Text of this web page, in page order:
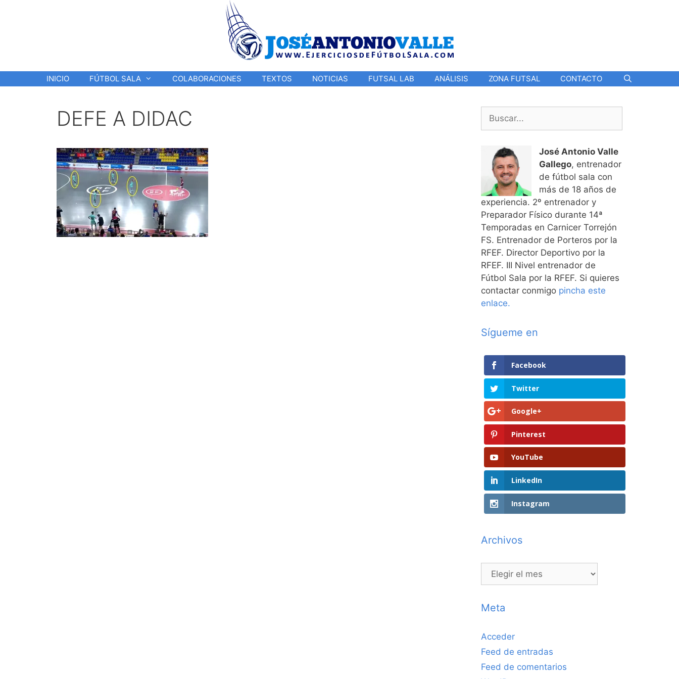
INICIO FÚTBOL SALA COLABORACIONES TEXTOS NOTICIAS FUTSAL LAB ANÁLISIS ZONA FUTSAL CONTACTO
DEFE A DIDAC Buscar:
José Antonio Valle
Gallego, entrenador
de fútbol sala con
más de 18 años de
experiencia. 2º entrenador y
Preparador Físico durante 14ª
Temporadas en Carnicer Torrejón
FS. Entrenador de Porteros por la
RFEF. Director Deportivo por la
RFEF. III Nivel entrenador de
Fútbol Sala por la RFEF. Si quieres
contactar conmigo pincha este
enlace.
Sígueme en
Facebook
Twitter
Google+
Pinterest
YouTube
LinkedIn
Instagram
Archivos
Archivos
Meta
Acceder
Feed de entradas
Feed de comentarios